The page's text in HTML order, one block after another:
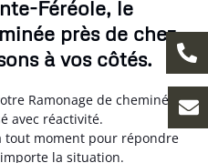
Féréole, le
près de chez
à vos côtés.
Ramonage de cheminée
avec réactivité.
tout moment pour répondre
la situation.